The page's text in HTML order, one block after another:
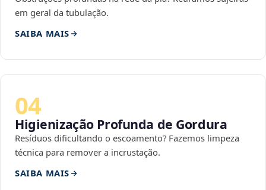
em geral da tubulação.
SAIBA MAIS
04
Higienização Profunda de Gordura
Resíduos dificultando o escoamento? Fazemos limpeza
técnica para remover a incrustação.
SAIBA MAIS